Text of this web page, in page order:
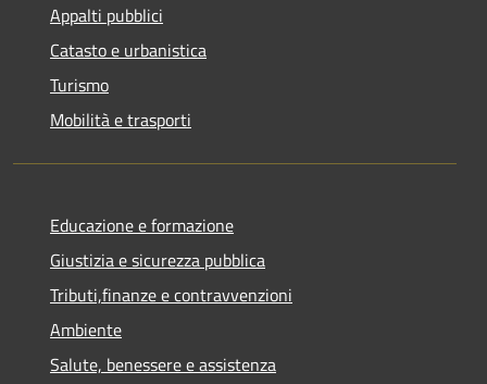
Appalti pubblici
Catasto e urbanistica
Turismo
Mobilità e trasporti
Educazione e formazione
Giustizia e sicurezza pubblica
Tributi,finanze e contravvenzioni
Ambiente
Salute, benessere e assistenza